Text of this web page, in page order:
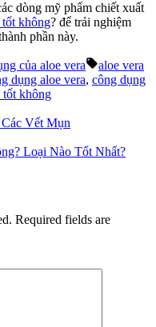
dòng mỹ phẩm chiết xuất
tốt không? để trải nghiệm
phần này.
của aloe vera Tags:
aloe vera
dụng aloe vera, công dụng
tốt không
Vết Mụn
Loại Nào Tốt Nhất?
Required fields are